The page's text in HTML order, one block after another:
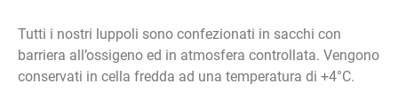
Tutti i nostri luppoli sono confezionati in sacchi con
barriera all’ossigeno ed in atmosfera controllata. Vengono
conservati in cella fredda ad una temperatura di +4°C.